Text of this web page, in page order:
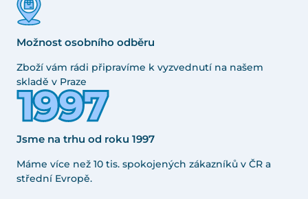
Možnost osobního odběru
Zboží vám rádi připravíme k vyzvednutí na našem
skladě v Praze
Jsme na trhu od roku 1997
Máme více než 10 tis. spokojených zákazníků v ČR a
střední Evropě.